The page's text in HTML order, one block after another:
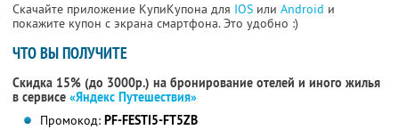
Скачайте приложение КупиКупона для IOS или Android и
покажите купон с экрана смартфона. Это удобно :)
ЧТО ВЫ ПОЛУЧИТЕ
Скидка 15% (до 3000р.) на бронирование отелей и иного жилья
в сервисе «Яндекс Путешествия»
Промокод: PF-FESTI5-FT5ZB